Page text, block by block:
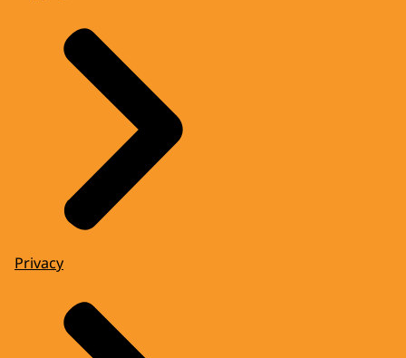
Privacy